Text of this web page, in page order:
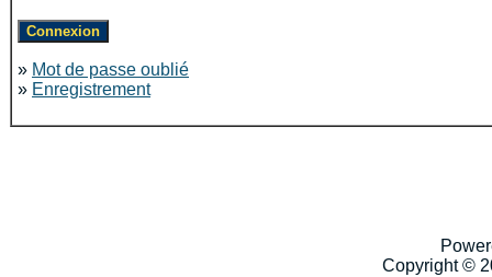
» Mot de passe oublié
» Enregistrement
Copyright ©